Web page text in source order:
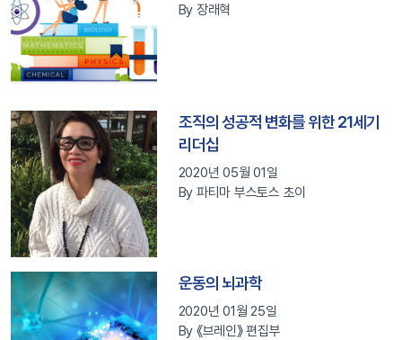
By 장래혁
조직의 성공적 변화를 위한 21세기
리더십
2020년 05월 01일
By 파티마 부스토스 초이
운동의 뇌과학
2020년 01월 25일
By 《브레인》 편집부